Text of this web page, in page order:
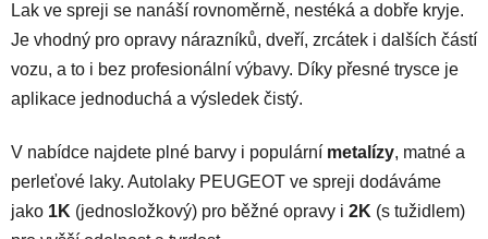
Lak ve spreji se nanáší rovnoměrně, nestéká a dobře kryje.
Je vhodný pro opravy nárazníků, dveří, zrcátek i dalších částí
vozu, a to i bez profesionální výbavy. Díky přesné trysce je
aplikace jednoduchá a výsledek čistý.
V nabídce najdete plné barvy i populární metalízy, matné a
perleťové laky. Autolaky PEUGEOT ve spreji dodáváme
jako 1K (jednosložkový) pro běžné opravy i 2K (s tužidlem)